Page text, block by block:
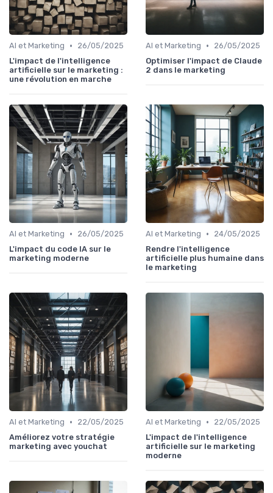
AI et Marketing •
26/05/2025
L'impact de l'intelligence
artificielle sur le marketing :
une révolution en marche
AI et Marketing •
26/05/2025
Optimiser l'impact de Claude
2 dans le marketing
AI et Marketing •
26/05/2025
L'impact du code IA sur le
marketing moderne
AI et Marketing •
24/05/2025
Rendre l'intelligence
artificielle plus humaine dans
le marketing
AI et Marketing •
22/05/2025
Améliorez votre stratégie
marketing avec youchat
AI et Marketing •
22/05/2025
L'impact de l'intelligence
artificielle sur le marketing
moderne